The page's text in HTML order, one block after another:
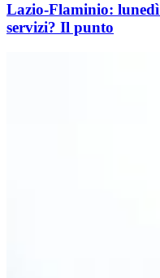
Lazio-Flaminio: lunedì
servizi? Il punto